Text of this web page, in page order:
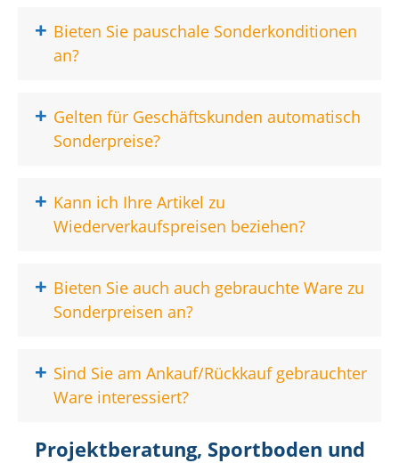
+ Bieten Sie pauschale Sonderkonditionen
an?
+ Gelten für Geschäftskunden automatisch
Sonderpreise?
+ Kann ich Ihre Artikel zu
Wiederverkaufspreisen beziehen?
+ Bieten Sie auch auch gebrauchte Ware zu
Sonderpreisen an?
+ Sind Sie am Ankauf/Rückkauf gebrauchter
Ware interessiert?
Projektberatung, Sportboden und